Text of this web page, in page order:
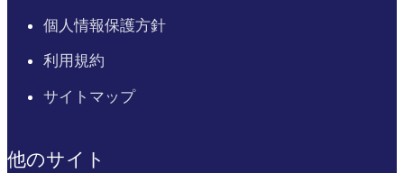
個人情報保護方針
利用規約
サイトマップ
他のサイト